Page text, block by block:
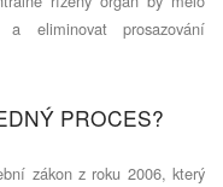
a eliminovat prosazování
PROCES?
zákon z roku 2006, který